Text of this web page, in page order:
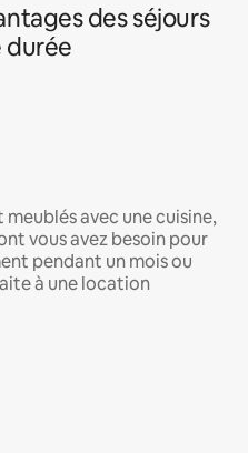
des séjours
durée
avec une cuisine,
vous avez besoin pour
pendant un mois ou
à une location